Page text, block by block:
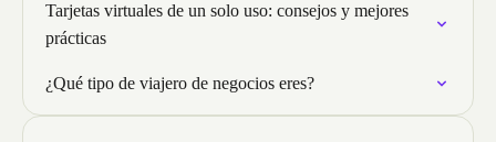
Tarjetas virtuales de un solo uso: consejos y mejores
prácticas
¿Qué tipo de viajero de negocios eres?